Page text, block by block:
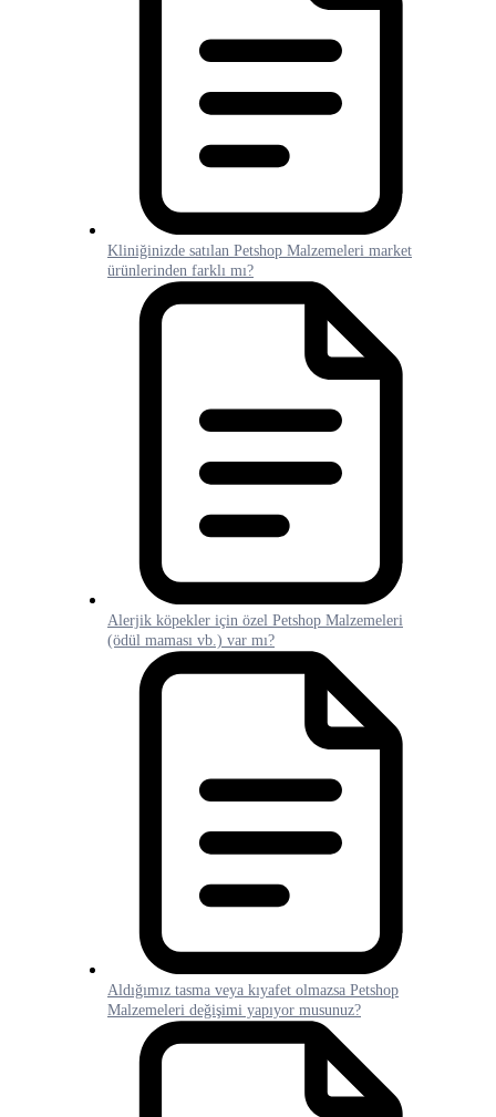
Kliniğinizde satılan Petshop Malzemeleri market
ürünlerinden farklı mı?
Alerjik köpekler için özel Petshop Malzemeleri
(ödül maması vb.) var mı?
Aldığımız tasma veya kıyafet olmazsa Petshop
Malzemeleri değişimi yapıyor musunuz?